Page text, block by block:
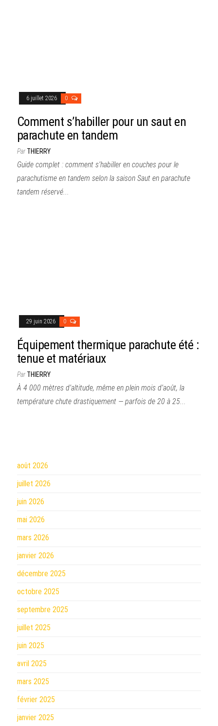
6 juillet 2026 0
Comment s’habiller pour un saut en
parachute en tandem
ParTHIERRY
Guide complet : comment s’habiller en couches pour le
parachutisme en tandem selon la saison Saut en parachute
tandem réservé...
29 juin 2026 0
Équipement thermique parachute été :
tenue et matériaux
ParTHIERRY
À 4 000 mètres d’altitude, même en plein mois d’août, la
température chute drastiquement — parfois de 20 à 25...
août 2026
juillet 2026
juin 2026
mai 2026
mars 2026
janvier 2026
décembre 2025
octobre 2025
septembre 2025
juillet 2025
juin 2025
avril 2025
mars 2025
février 2025
janvier 2025